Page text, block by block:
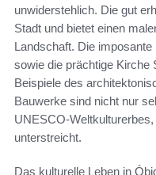
unwiderstehlich. Die gut
Stadt und bietet einen
Landschaft. Die
sowie die prächtige Kirche
Beispiele des
Bauwerke sind nicht nur
UNESCO-
unterstreicht.
Das kulturelle Leben in